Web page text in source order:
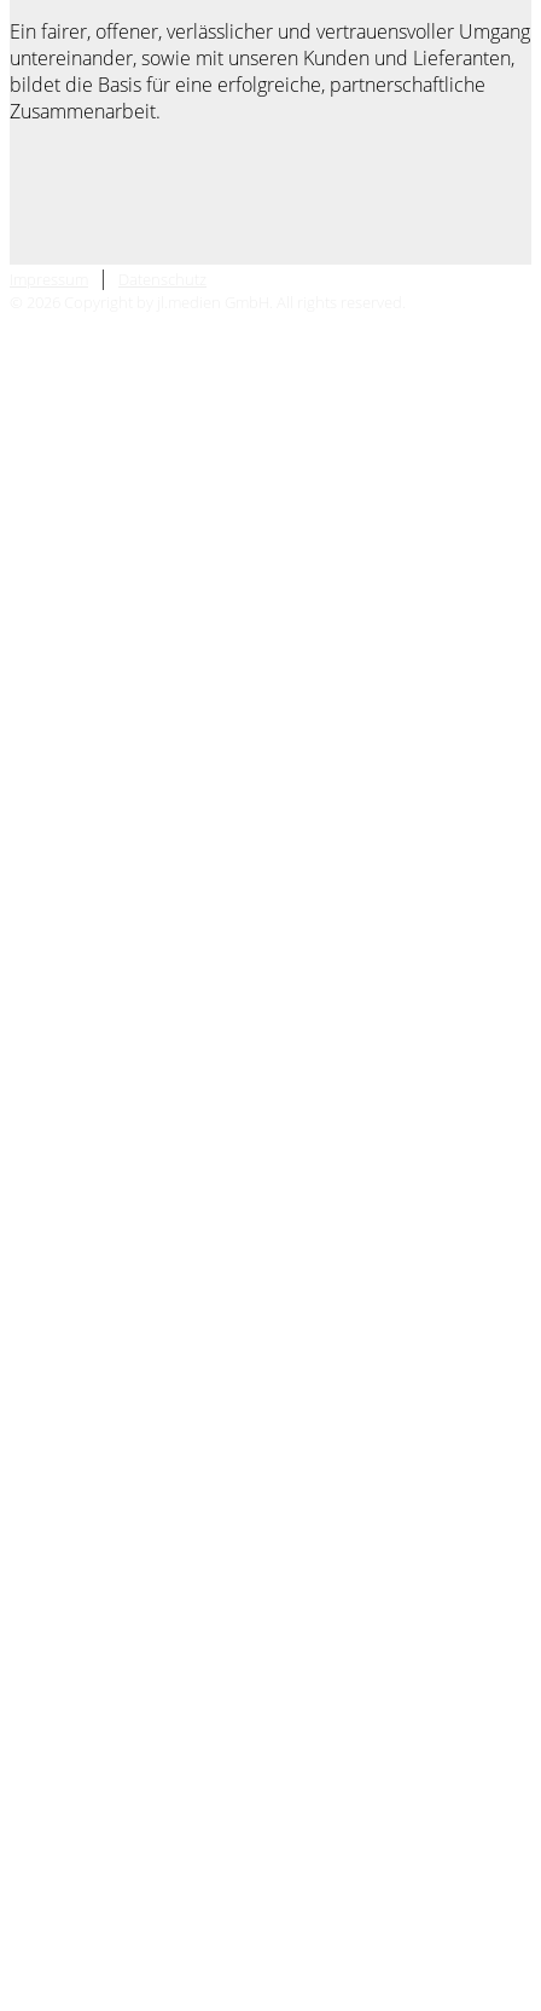
Ein fairer, offener, verlässlicher und vertrauensvoller Umgang
untereinander, sowie mit unseren Kunden und Lieferanten,
bildet die Basis für eine erfolgreiche, partnerschaftliche
Zusammenarbeit.
|